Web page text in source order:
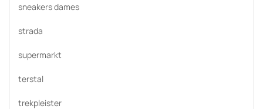
sneakers dames
strada
supermarkt
terstal
trekpleister